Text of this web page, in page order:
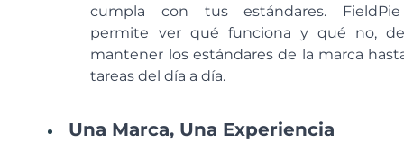
cumpla con tus estándares.
permite ver qué funciona y qué no,
mantener los estándares de la marca
tareas del día a día.
Una Marca, Una Experiencia